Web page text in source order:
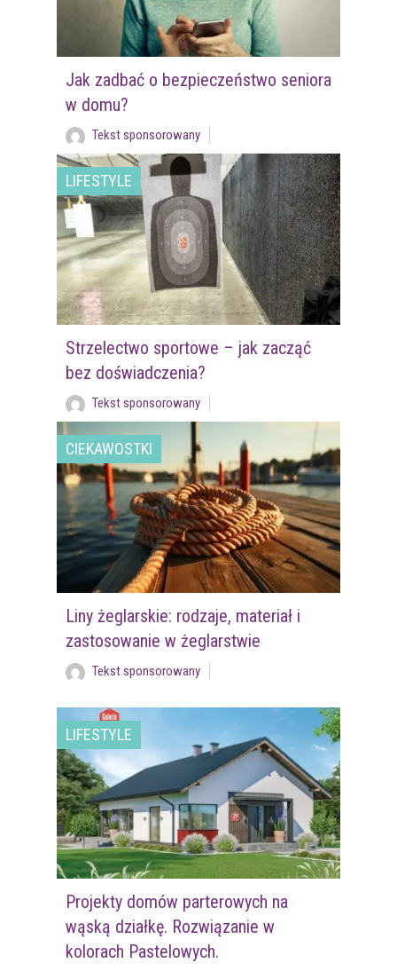
Jak zadbać o bezpieczeństwo seniora
w domu?
Tekst sponsorowany
LIFESTYLE
Strzelectwo sportowe – jak zacząć
bez doświadczenia?
Tekst sponsorowany
CIEKAWOSTKI
Liny żeglarskie: rodzaje, materiał i
zastosowanie w żeglarstwie
Tekst sponsorowany
LIFESTYLE
Projekty domów parterowych na
wąską działkę. Rozwiązanie w
kolorach Pastelowych.